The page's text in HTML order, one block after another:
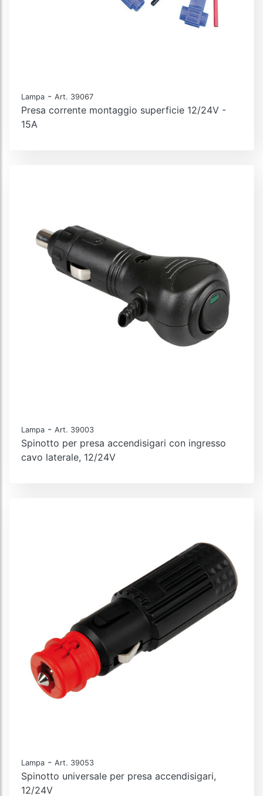
Lampa - Art. 39067
Presa corrente montaggio superficie 12/24V -
15A
Lampa - Art. 39003
Spinotto per presa accendisigari con ingresso
cavo laterale, 12/24V
Lampa - Art. 39053
Spinotto universale per presa accendisigari,
12/24V